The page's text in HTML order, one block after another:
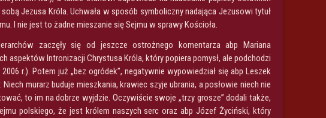
Jezusa Króla. Uchwała w sposób symboliczny nadająca Jezusowi tytuł
I nie jest to żadne mieszanie się Sejmu w sprawy Kościoła.
zaczęły się od jeszcze ostrożnego komentarza abp Mariana
aspektów Intronizacji Chrystusa Króla, który popiera pomysł, ale podchodzi
r.). Potem już „bez ogródek”, negatywnie wypowiedział się abp Leszek
murarz buduje mieszkania, krawiec szyje ubrania, a posłowie niech nie
to im na dobrze wyjdzie. Oczywiście swoje „trzy grosze” dodali także,
polskiego, że jest królem naszych serc oraz abp Józef Życiński, który